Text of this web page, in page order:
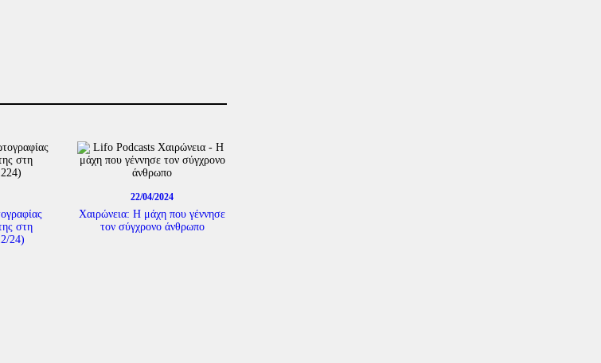
στη
24)
22/04/2024
Χαιρώνεια: Η μάχη που γέννησε
τον σύγχρονο άνθρωπο